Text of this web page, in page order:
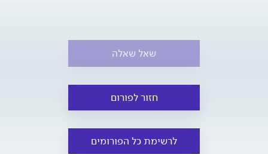
שאל שאלה
חזור לפורום
לרשימת כל הפורומים